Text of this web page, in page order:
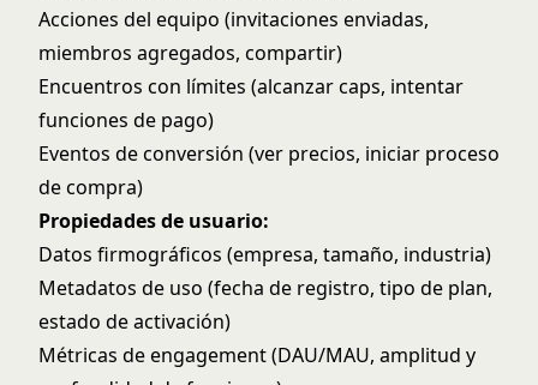
Acciones del equipo (invitaciones enviadas,
miembros agregados, compartir)
Encuentros con límites (alcanzar caps, intentar
funciones de pago)
Eventos de conversión (ver precios, iniciar proceso
de compra)
Propiedades de usuario:
Datos firmográficos (empresa, tamaño, industria)
Metadatos de uso (fecha de registro, tipo de plan,
estado de activación)
Métricas de engagement (DAU/MAU, amplitud y